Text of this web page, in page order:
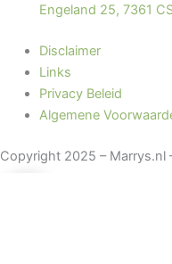
Engeland 25, 7361
Disclaimer
Links
Privacy Beleid
Algemene
Copyright 2025 – Marrys.nl